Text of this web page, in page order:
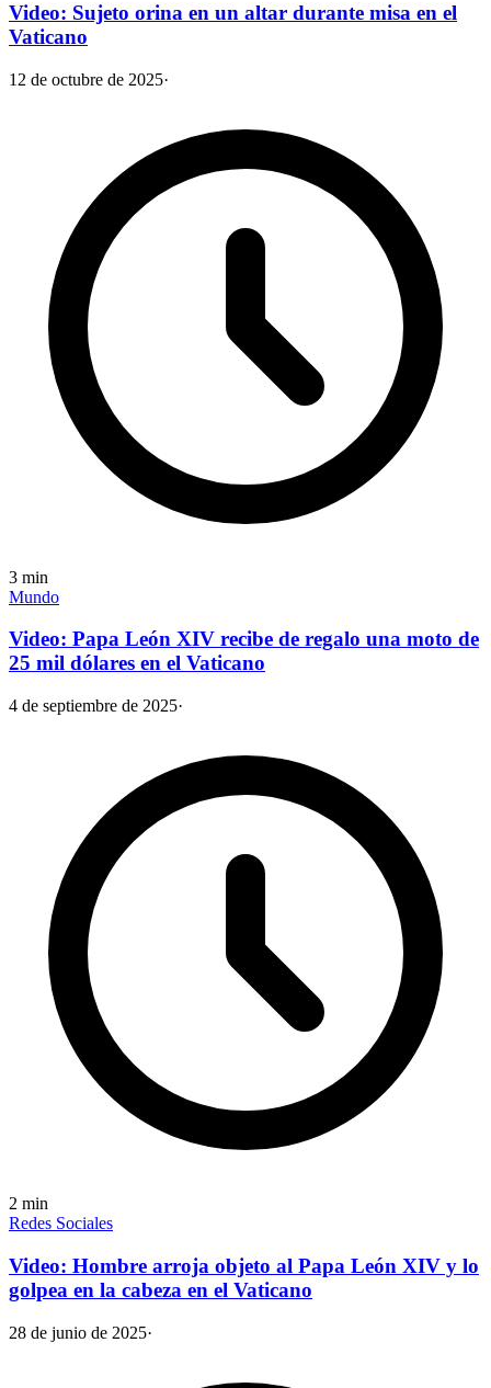
Video: Sujeto orina en un altar durante misa en el
Vaticano
12 de octubre de 2025·
3 min
Mundo
Video: Papa León XIV recibe de regalo una moto de
25 mil dólares en el Vaticano
4 de septiembre de 2025·
2 min
Redes Sociales
Video: Hombre arroja objeto al Papa León XIV y lo
golpea en la cabeza en el Vaticano
28 de junio de 2025·